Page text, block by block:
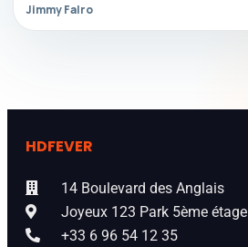
Jimmy Falro
HDFEVER
14 Boulevard des Anglais
Joyeux 123 Park 5ème étage
+33 6 96 54 12 35